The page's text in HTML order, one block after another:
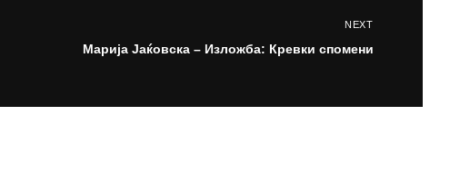
NEXT
Марија Јаќовска – Изложба: Кревки спомени